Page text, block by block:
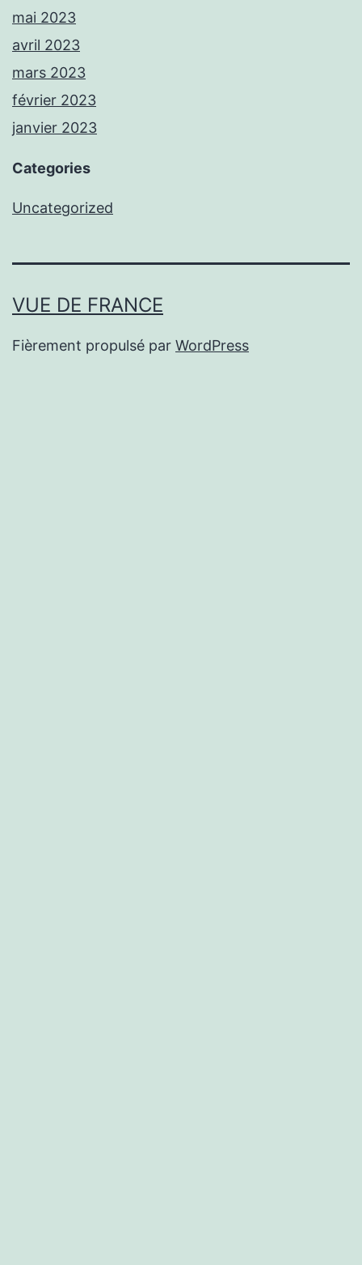
mai 2023
avril 2023
mars 2023
février 2023
janvier 2023
Categories
Uncategorized
VUE DE FRANCE
Fièrement propulsé par WordPress